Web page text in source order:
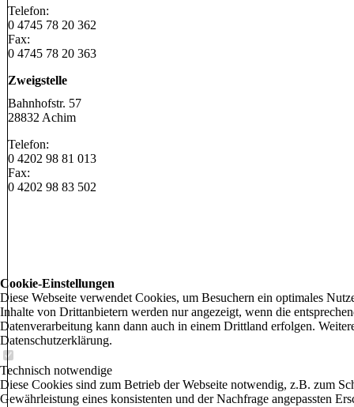
Telefon:
0 4745 78 20 362
Fax:
0 4745 78 20 363
Zweigstelle
Bahnhofstr. 57
28832 Achim
Telefon:
0 4202 98 81 013
Fax:
0 4202 98 83 502
Cookie-Einstellungen
Diese Webseite verwendet Cookies, um Besuchern ein optimales
Inhalte von Drittanbietern werden nur angezeigt, wenn die
Datenverarbeitung kann dann auch in einem Drittland erfolgen.
Datenschutzerklärung.
Technisch notwendige
Diese Cookies sind zum Betrieb der Webseite notwendig, z.B. zum
Gewährleistung eines konsistenten und der Nachfrage angepassten